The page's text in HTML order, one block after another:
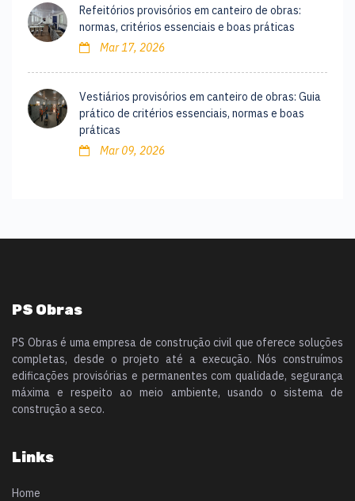
Refeitórios provisórios em canteiro de obras:
normas, critérios essenciais e boas práticas
Mar 17, 2026
Vestiários provisórios em canteiro de obras: Guia
prático de critérios essenciais, normas e boas
práticas
Mar 09, 2026
PS Obras
PS Obras é uma empresa de construção civil que oferece soluções
completas, desde o projeto até a execução. Nós construímos
edificações provisórias e permanentes com qualidade, segurança
máxima e respeito ao meio ambiente, usando o sistema de
construção a seco.
Links
Home